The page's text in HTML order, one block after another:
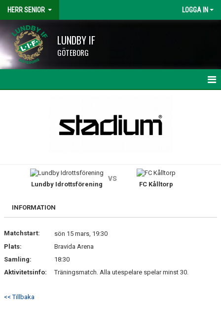
HERR SENIOR LOGGA IN
LUNDBY IF
GÖTEBORG
TRUPPEN
BILDGALLERI
KONTAKT
Lundby Idrottsförening
vs
FC Kålltorp
INFORMATION
Matchstart:
sön 15 mars, 19:30
Plats:
Bravida Arena
Samling:
18:30
Aktivitetsinfo:
Träningsmatch. Alla utespelare spelar minst 30.
<< Tillbaka